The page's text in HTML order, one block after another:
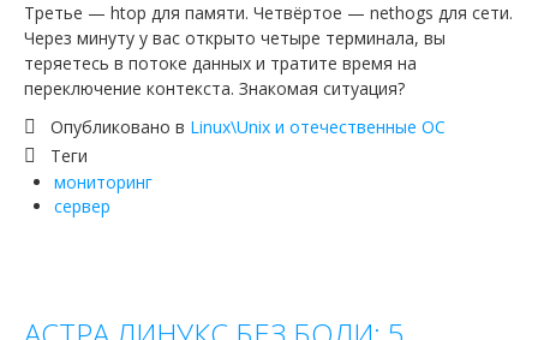
Третье — htop для памяти. Четвёртое — nethogs для сети.
Через минуту у вас открыто четыре терминала, вы
теряетесь в потоке данных и тратите время на
переключение контекста. Знакомая ситуация?
Опубликовано в Linux\Unix и отечественные ОС
Теги
мониторинг
сервер